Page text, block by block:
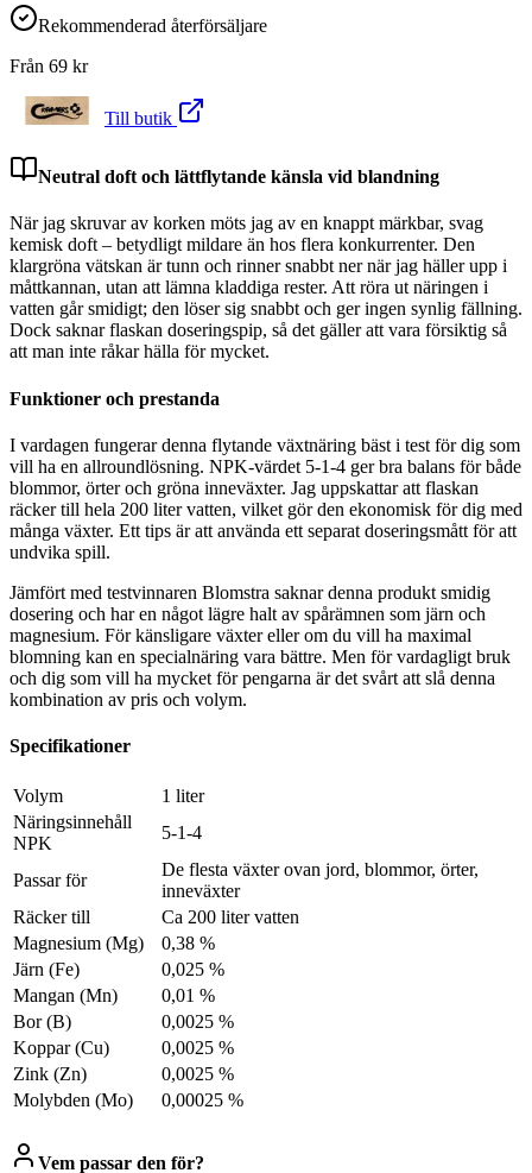
Rekommenderad återförsäljare
Från 69 kr
Till butik
Neutral doft och lättflytande känsla vid blandning
När jag skruvar av korken möts jag av en knappt märkbar, svag
kemisk doft – betydligt mildare än hos flera konkurrenter. Den
klargröna vätskan är tunn och rinner snabbt ner när jag häller upp i
måttkannan, utan att lämna kladdiga rester. Att röra ut näringen i
vatten går smidigt; den löser sig snabbt och ger ingen synlig fällning.
Dock saknar flaskan doseringspip, så det gäller att vara försiktig så
att man inte råkar hälla för mycket.
Funktioner och prestanda
I vardagen fungerar denna flytande växtnäring bäst i test för dig som
vill ha en allroundlösning. NPK-värdet 5-1-4 ger bra balans för både
blommor, örter och gröna inneväxter. Jag uppskattar att flaskan
räcker till hela 200 liter vatten, vilket gör den ekonomisk för dig med
många växter. Ett tips är att använda ett separat doseringsmått för att
undvika spill.
Jämfört med testvinnaren Blomstra saknar denna produkt smidig
dosering och har en något lägre halt av spårämnen som järn och
magnesium. För känsligare växter eller om du vill ha maximal
blomning kan en specialnäring vara bättre. Men för vardagligt bruk
och dig som vill ha mycket för pengarna är det svårt att slå denna
kombination av pris och volym.
Specifikationer
Volym
1 liter
Näringsinnehåll
NPK
5-1-4
Passar för
De flesta växter ovan jord, blommor, örter,
inneväxter
Räcker till
Ca 200 liter vatten
Magnesium (Mg)
0,38 %
Järn (Fe)
0,025 %
Mangan (Mn)
0,01 %
Bor (B)
0,0025 %
Koppar (Cu)
0,0025 %
Zink (Zn)
0,0025 %
Molybden (Mo)
0,00025 %
Vem passar den för?